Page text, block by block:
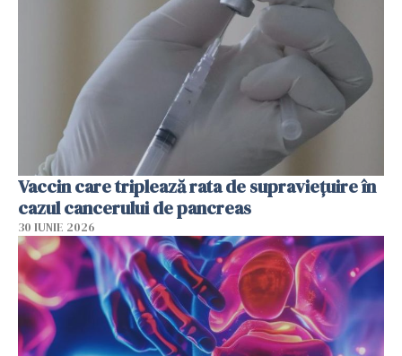
Vaccin care triplează rata de supraviețuire în
cazul cancerului de pancreas
30 IUNIE 2026